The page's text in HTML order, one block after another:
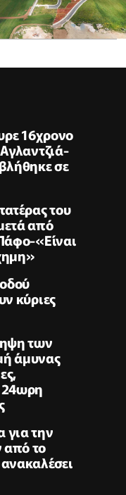
16χρονο
σε
του
από
«Είναι
κύριες
των
άμυνας
24ωρη
την
το